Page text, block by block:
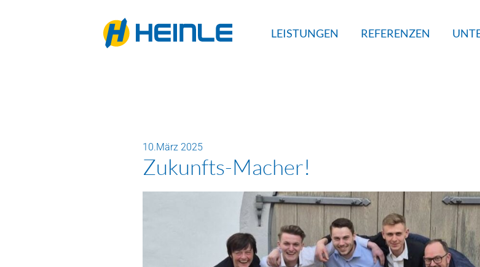
LEISTUNGEN REFERENZEN
10.März 2025
Zukunfts-Macher!